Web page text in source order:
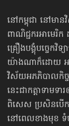
នៅកម្ពុជា នៅមា
ពាណិជ្ជករអាមេរិ
គ្រឿងបង្គុំ​បច្ចេកវិ
យ៉ាងណាក៏ដោយ អ
វិស័យអភភិបាលកិច្ច
នេះជាកត្តា​ទាមទា
ពិសេស ប្រសិនបើ​កត្
នៅពេល​​ខាងមុខ ទំ